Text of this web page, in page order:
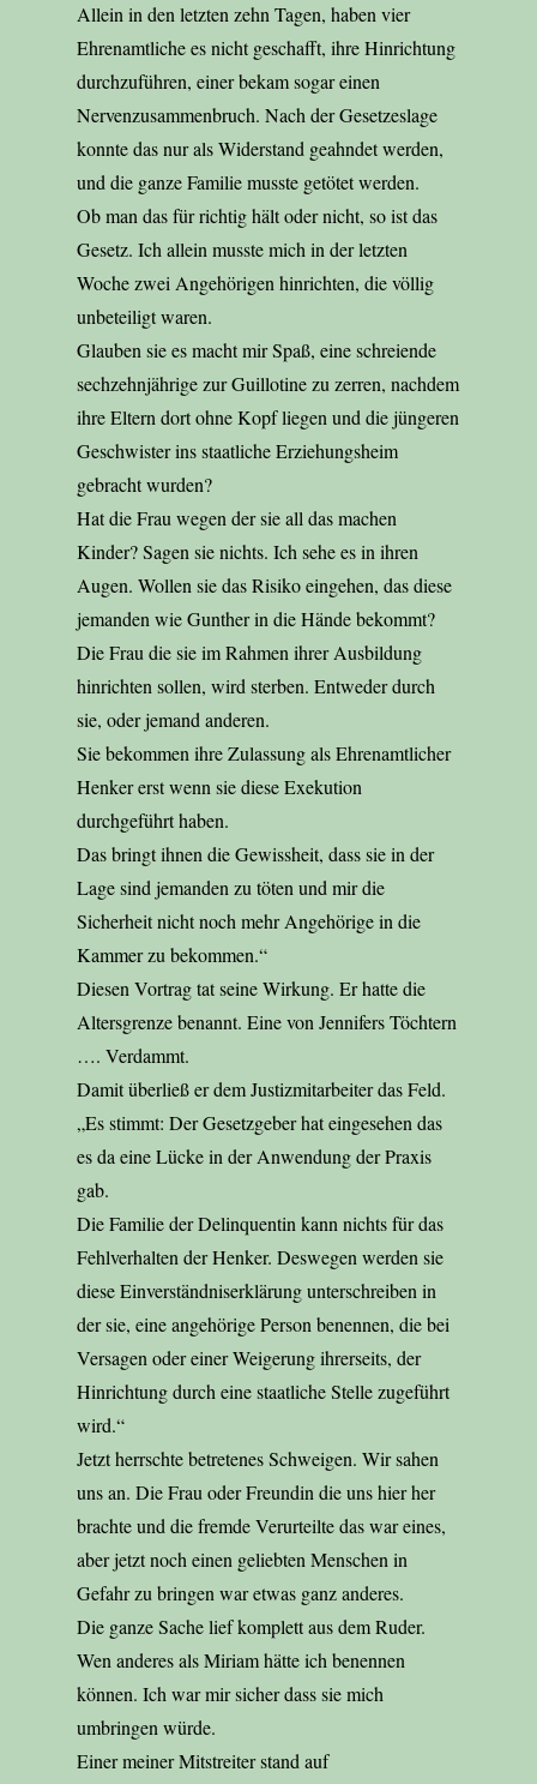
Allein in den letzten zehn Tagen, haben vier
Ehrenamtliche es nicht geschafft, ihre Hinrichtung
durchzuführen, einer bekam sogar einen
Nervenzusammenbruch. Nach der Gesetzeslage
konnte das nur als Widerstand geahndet werden,
und die ganze Familie musste getötet werden.
Ob man das für richtig hält oder nicht, so ist das
Gesetz. Ich allein musste mich in der letzten
Woche zwei Angehörigen hinrichten, die völlig
unbeteiligt waren.
Glauben sie es macht mir Spaß, eine schreiende
sechzehnjährige zur Guillotine zu zerren, nachdem
ihre Eltern dort ohne Kopf liegen und die jüngeren
Geschwister ins staatliche Erziehungsheim
gebracht wurden?
Hat die Frau wegen der sie all das machen
Kinder? Sagen sie nichts. Ich sehe es in ihren
Augen. Wollen sie das Risiko eingehen, das diese
jemanden wie Gunther in die Hände bekommt?
Die Frau die sie im Rahmen ihrer Ausbildung
hinrichten sollen, wird sterben. Entweder durch
sie, oder jemand anderen.
Sie bekommen ihre Zulassung als Ehrenamtlicher
Henker erst wenn sie diese Exekution
durchgeführt haben.
Das bringt ihnen die Gewissheit, dass sie in der
Lage sind jemanden zu töten und mir die
Sicherheit nicht noch mehr Angehörige in die
Kammer zu bekommen.“
Diesen Vortrag tat seine Wirkung. Er hatte die
Altersgrenze benannt. Eine von Jennifers Töchtern
…. Verdammt.
Damit überließ er dem Justizmitarbeiter das Feld.
„Es stimmt: Der Gesetzgeber hat eingesehen das
es da eine Lücke in der Anwendung der Praxis
gab.
Die Familie der Delinquentin kann nichts für das
Fehlverhalten der Henker. Deswegen werden sie
diese Einverständniserklärung unterschreiben in
der sie, eine angehörige Person benennen, die bei
Versagen oder einer Weigerung ihrerseits, der
Hinrichtung durch eine staatliche Stelle zugeführt
wird.“
Jetzt herrschte betretenes Schweigen. Wir sahen
uns an. Die Frau oder Freundin die uns hier her
brachte und die fremde Verurteilte das war eines,
aber jetzt noch einen geliebten Menschen in
Gefahr zu bringen war etwas ganz anderes.
Die ganze Sache lief komplett aus dem Ruder.
Wen anderes als Miriam hätte ich benennen
können. Ich war mir sicher dass sie mich
umbringen würde.
Einer meiner Mitstreiter stand auf